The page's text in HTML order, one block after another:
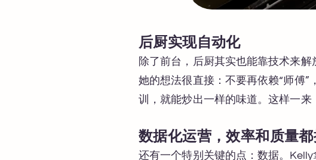
后厨实现自动化
除了前台，后厨其实也能靠技术来解
她的想法很直接：不要再依赖“师傅
训，就能炒出一样的味道。这样一来
数据化运营，效率和质量都
还有一个特别关键的点：数据。